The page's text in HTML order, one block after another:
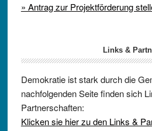
» Antrag zur Projektförderung
Links &
Demokratie ist stark durch die
nachfolgenden Seite finden sich
Partnerschaften:
Klicken sie hier zu den Links &